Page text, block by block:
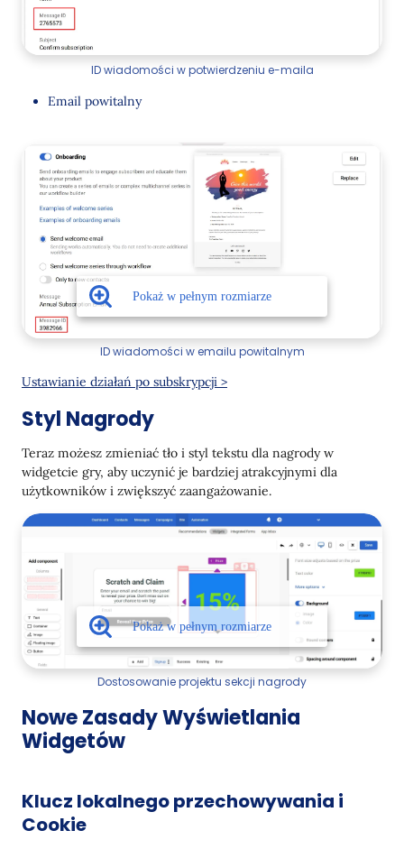
ID wiadomości w potwierdzeniu e-maila
Email powitalny
ID wiadomości w emailu powitalnym
Ustawianie działań po subskrypcji >
Styl Nagrody
Teraz możesz zmieniać tło i styl tekstu dla nagrody w
widgetcie gry, aby uczynić je bardziej atrakcyjnymi dla
użytkowników i zwiększyć zaangażowanie.
Dostosowanie projektu sekcji nagrody
Nowe Zasady Wyświetlania
Widgetów
Klucz lokalnego przechowywania i
Cookie